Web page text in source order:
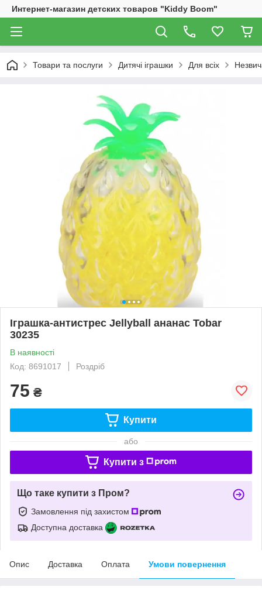
Интернет-магазин детских товаров "Kiddy Boom"
Товари та послуги Дитячі іграшки Для всіх
Іграшка-антистрес Jellyball ананас Tobar
30235
В наявності
Код: 8691017
Роздріб
75 ₴
Купити
або
Купити з
Що таке купити з Пром?
Замовлення під захистом
Доступна доставка
Опис Доставка Оплата Умови повернення